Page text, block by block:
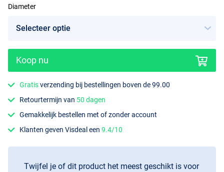
Diameter
Koop nu
Gratisverzending bij bestellingen boven de 99.00
Retourtermijn van 50 dagen
Gemakkelijk bestellen met of zonder account
Klanten geven Visdeal een9.4/10
Twijfel je of dit product het meest geschikt is voor